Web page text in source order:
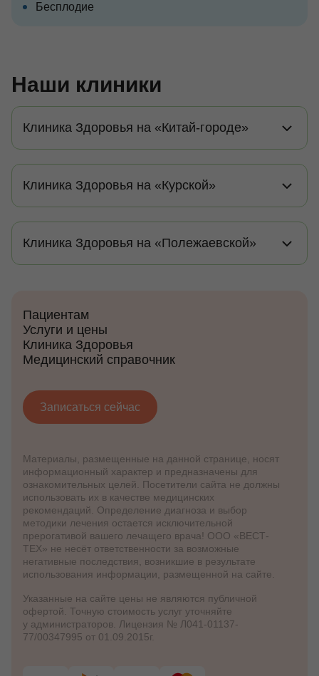
Бесплодие
Наши клиники
Клиника Здоровья на «Китай-городе»
Клиника Здоровья на «Курской»
Клиника Здоровья на «Полежаевской»
Пациентам
Услуги и цены
Клиника Здоровья
Медицинский справочник
Записаться сейчас
Материалы, размещенные на данной странице, носят
информационный характер и предназначены для
ознакомительных целей. Посетители сайта не должны
использовать их в качестве медицинских
рекомендаций. Определение диагноза и выбор
методики лечения остается исключительной
прерогативой вашего лечащего врача! ООО «ВЕСТ-
ТЕХ» не несёт ответственности за возможные
негативные последствия, возникшие в результате
использования информации, размещенной на сайте.
Указанные на сайте цены не являются публичной
офертой. Точную стоимость услуг уточняйте
у администраторов. Лицензия № Л041-01137-
77/00347995 от 01.09.2015г.